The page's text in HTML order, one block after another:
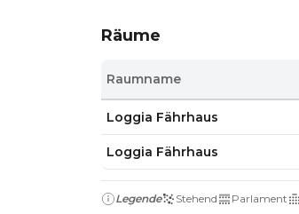
Räume
Raumname
Loggia Fährhaus
Loggia Fährhaus
Legende Stehend Parlament